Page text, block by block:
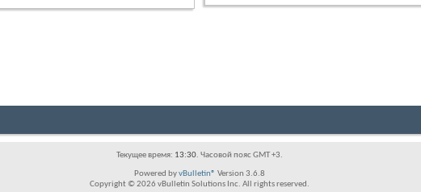
Текущее время: 13:30. Часовой пояс GMT +3.
Powered byvBulletin® Version 3.6.8
Copyright © 2026 vBulletin Solutions Inc. All rights reserved.